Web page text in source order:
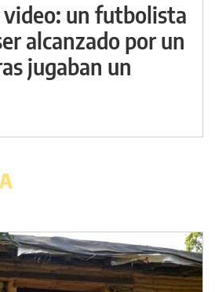
un futbolista
alcanzado por un
jugaban un